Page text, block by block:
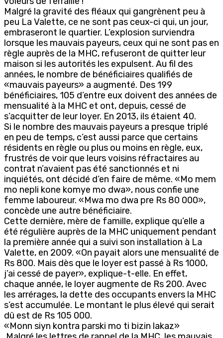
Malgré la gravité des fléaux qui gangrènent peu à
peu La Valette, ce ne sont pas ceux-ci qui, un jour,
embraseront le quartier. L’explosion surviendra
lorsque les mauvais payeurs, ceux qui ne sont pas en
règle auprès de la MHC, refuseront de quitter leur
maison si les autorités les expulsent. Au fil des
années, le nombre de bénéficiaires qualifiés de
«mauvais payeurs» a augmenté. Des 199
bénéficiaires, 105 d’entre eux doivent des années de
mensualité à la MHC et ont, depuis, cessé de
s’acquitter de leur loyer. En 2013, ils étaient 40.
Si le nombre des mauvais payeurs a presque triplé
en peu de temps, c’est aussi parce que certains
résidents en règle ou plus ou moins en règle, eux,
frustrés de voir que leurs voisins réfractaires au
contrat n’avaient pas été sanctionnés et ni
inquiétés, ont décidé d’en faire de même. «Mo mem
mo nepli kone komye mo dwa», nous confie une
femme laboureur. «Mwa mo dwa pre Rs 80 000»,
concède une autre bénéficiaire.
Cette dernière, mère de famille, explique qu’elle a
été régulière auprès de la MHC uniquement pendant
la première année qui a suivi son installation à La
Valette, en 2009. «On payait alors une mensualité de
Rs 800. Mais dès que le loyer est passé à Rs 1000,
j’ai cessé de payer», explique-t-elle. En effet,
chaque année, le loyer augmente de Rs 200. Avec
les arrérages, la dette des occupants envers la MHC
s’est accumulée. Le montant le plus élevé qui serait
dû est de Rs 105 000.
«Monn siyn kontra parski mo ti bizin lakaz»